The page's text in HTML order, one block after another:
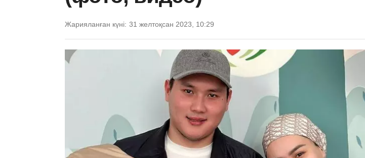
Жарияланған күні: 31 желтоқсан 2023, 10:29